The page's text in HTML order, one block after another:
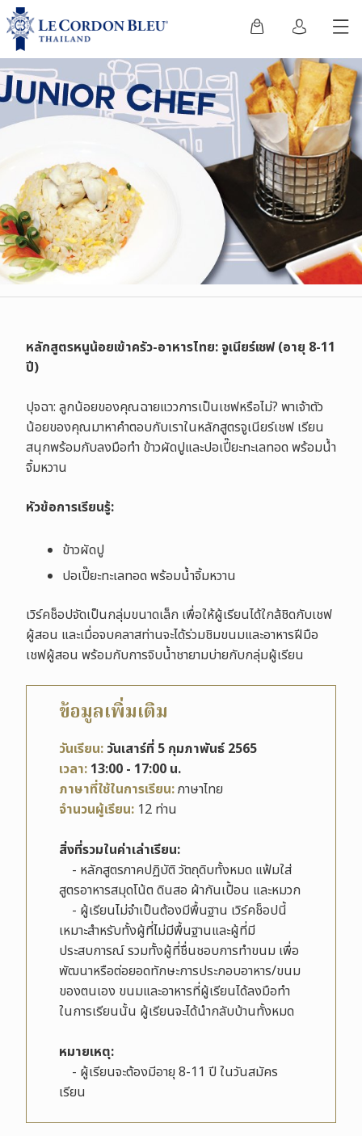
หลักสูตรหนูน้อยเข้าครัว-อาหารไทย: จูเนียร์เชฟ (อายุ 8-11
ปี)
ปุจฉา: ลูกน้อยของคุณฉายแววการเป็นเชฟหรือไม่? พาเจ้าตัว
น้อยของคุณมาหาคำตอบกับเราในหลักสูตรจูเนียร์เชฟ เรียน
สนุกพร้อมกับลงมือทำ ข้าวผัดปูและปอเปี๊ยะทะเลทอด พร้อมน้ำ
จิ้มหวาน
หัวข้อการเรียนรู้:
ข้าวผัดปู
ปอเปี๊ยะทะเลทอด พร้อมน้ำจิ้มหวาน
เวิร์คช็อปจัดเป็นกลุ่มขนาดเล็ก เพื่อให้ผู้เรียนได้ใกล้ชิดกับเชฟ
ผู้สอน และเมื่อจบคลาสท่านจะได้ร่วมชิมขนมและอาหารฝีมือ
เชฟผู้สอน พร้อมกับการจิบน้ำชายามบ่ายกับกลุ่มผู้เรียน
ข้อมูลเพิ่มเติม
วันเรียน: วันเสาร์ที่ 5 กุมภาพันธ์ 2565
เวลา: 13:00 - 17:00 น.
ภาษาที่ใช้ในการเรียน:ภาษาไทย
จำนวนผู้เรียน: 12 ท่าน
สิ่งที่รวมในค่าเล่าเรียน:
- หลักสูตรภาคปฏิบัติ วัตถุดิบทั้งหมด แฟ้มใส่
สูตรอาหารสมุดโน้ต ดินสอ ผ้ากันเปื้อน และหมวก
- ผู้เรียนไม่จำเป็นต้องมีพื้นฐาน เวิร์คช็อปนี้
เหมาะสำหรับทั้งผู้ที่ไม่มีพื้นฐานและผู้ที่มี
ประสบการณ์ รวมทั้งผู้ที่ชื่นชอบการทำขนม เพื่อ
พัฒนาหรือต่อยอดทักษะการประกอบอาหาร/ขนม
ของตนเอง ขนมและอาหารที่ผู้เรียนได้ลงมือทำ
ในการเรียนนั้น ผู้เรียนจะได้นำกลับบ้านทั้งหมด
หมายเหตุ:
- ผู้เรียนจะต้องมีอายุ 8-11 ปี ในวันสมัคร
เรียน